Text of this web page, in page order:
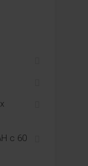
с 60